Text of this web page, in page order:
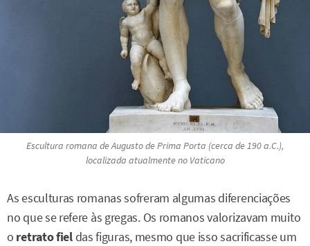
Escultura romana de Augusto de Prima Porta (cerca de 190 a.C.),
localizada atualmente no Vaticano
As esculturas romanas sofreram algumas diferenciações
no que se refere às gregas. Os romanos valorizavam muito
o retrato fieldas figuras, mesmo que isso sacrificasse um